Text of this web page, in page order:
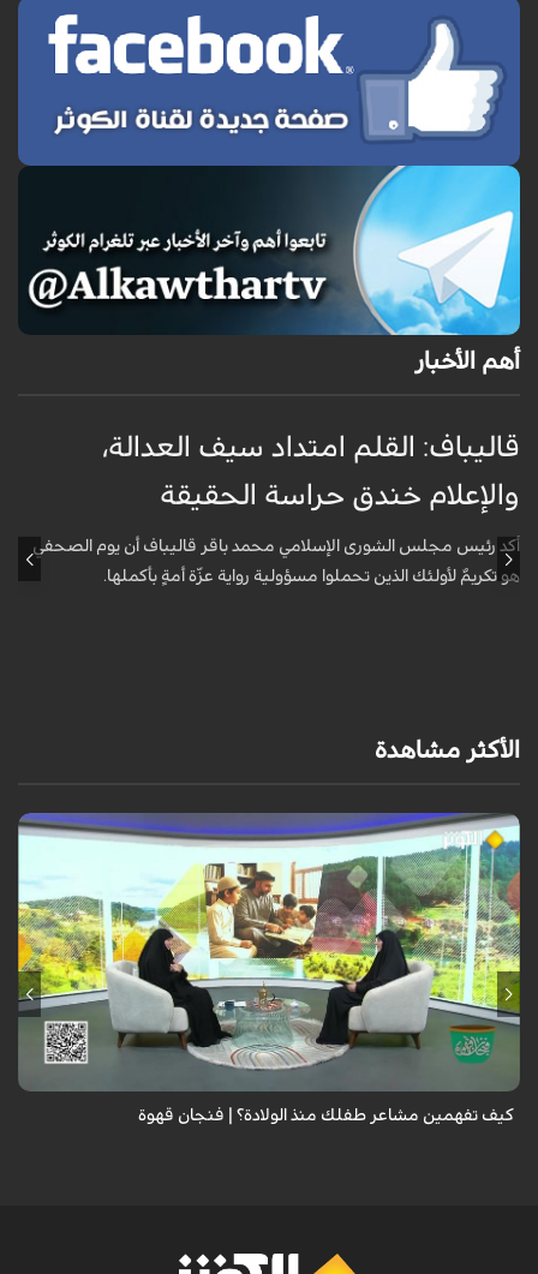
أهم الأخبار
قاليباف: القلم امتداد سيف العدالة،
والإعلام خندق حراسة الحقيقة
أكد رئيس مجلس الشورى الإسلامي محمد باقر قاليباف أن يوم الصحفي
هو تكريمٌ لأولئك الذين تحملوا مسؤولية رواية عزّة أمةٍ بأكملها.
الأكثر مشاهدة
الطفل لا يعرف كيف يعبر عن مشاعره، فتعلمي الفرق بين خوفه وقلقه وتوتره
وحاجته إليك، لتبني شخصية سوية..
كيف تفهمين مشاعر طفلك منذ الولادة؟ | فنجان قهوة